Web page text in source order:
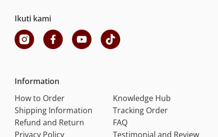
Ikuti kami
Information
How to Order
Shipping Information
Refund and Return
Privacy Policy
Knowledge Hub
Tracking Order
FAQ
Testimonial and Review